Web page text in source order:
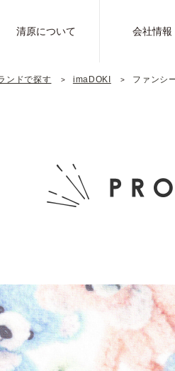
清原について 会社情報
ンドで探す imaDOKI ファンシ